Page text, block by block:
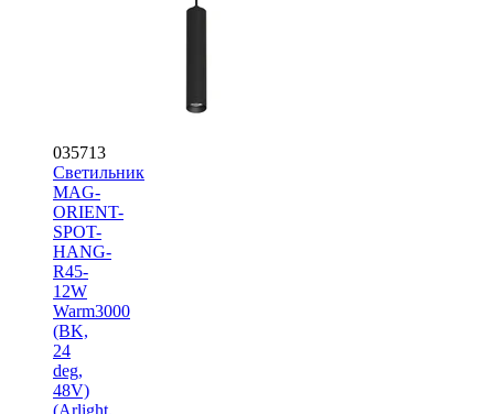
035713
Светильник
MAG-
ORIENT-
SPOT-
HANG-
R45-
12W
Warm3000
(BK,
24
deg,
48V)
(Arlight,